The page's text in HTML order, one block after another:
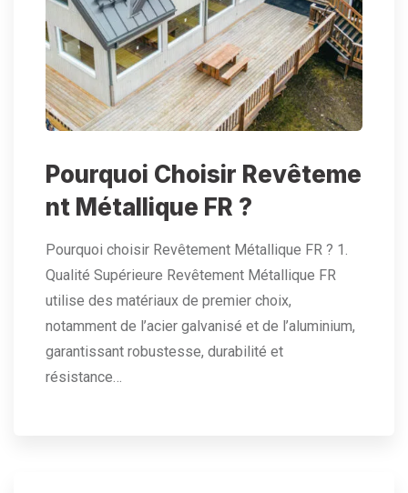
Pourquoi Choisir Revêteme
nt Métallique FR ?
Pourquoi choisir Revêtement Métallique FR ? 1.
Qualité Supérieure Revêtement Métallique FR
utilise des matériaux de premier choix,
notamment de l’acier galvanisé et de l’aluminium,
garantissant robustesse, durabilité et
résistance…